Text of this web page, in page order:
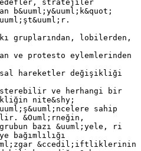
stratejiler
b&uuml;y&uuml;k&quot;
gruplarından, lobilerden,
ve protesto eylemlerinden
hareketler değişikliği
ve herhangi bir
nite&shy;
sahip
&Ouml;rneğin,
bazı &uuml;yele, ri
bağımlılığı
&ccedil;iftliklerinin